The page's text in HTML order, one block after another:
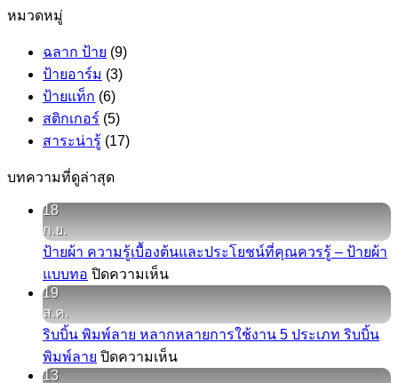
หมวดหมู่
ฉลาก ป้าย (9)
ป้ายอาร์ม (3)
ป้ายแท็ก (6)
สติกเกอร์ (5)
สาระน่ารู้ (17)
บทความที่ดูล่าสุด
18
ก.ย.
ป้ายผ้า ความรู้เบื้องต้นและประโยชน์ที่คุณควรรู้ – ป้ายผ้า
แบบทอ ปิดความเห็นบน
ความ
รู้
19
ส.ค.
ริบบิ้น พิมพ์ลาย หลากหลายการใช้งาน 5 ประเภท ริบบิ้น
พิมพ์ลาย ปิดความเห็นบน
13